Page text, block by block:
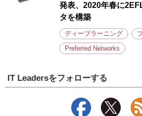
発表、2020年春に
タを構築
ディープラーニング
Preferred Networks
IT Leadersをフォローする